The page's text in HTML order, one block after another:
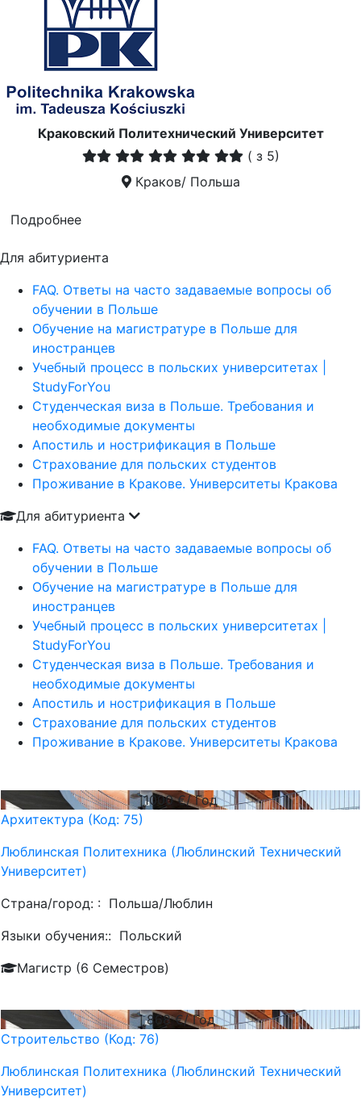
Краковский Политехнический Университет
( з 5)
Краков/ Польша
Подробнее
Для абитуриента
FAQ. Ответы на часто задаваемые вопросы об
обучении в Польше
Обучение на магистратуре в Польше для
иностранцев
Учебный процесс в польских университетах |
StudyForYou
Студенческая виза в Польше. Требования и
необходимые документы
Апостиль и нострификация в Польше
Страхование для польских студентов
Проживание в Кракове. Университеты Кракова
Для абитуриента
FAQ. Ответы на часто задаваемые вопросы об
обучении в Польше
Обучение на магистратуре в Польше для
иностранцев
Учебный процесс в польских университетах |
StudyForYou
Студенческая виза в Польше. Требования и
необходимые документы
Апостиль и нострификация в Польше
Страхование для польских студентов
Проживание в Кракове. Университеты Кракова
1000€/ Год
Архитектура (Код: 75)
Люблинская Политехника (Люблинский Технический
Университет)
Страна/город: : Польша/Люблин
Языки обучения:: Польский
Магистр (6 Семестров)
868€/ Год
Строительство (Код: 76)
Люблинская Политехника (Люблинский Технический
Университет)